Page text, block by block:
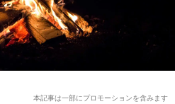
本記事は一部にプロモーションを含みます